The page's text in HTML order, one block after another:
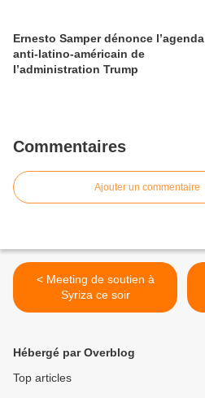
Ernesto Samper dénonce l’agenda
anti-latino-américain de
l’administration Trump
Commentaires
Ajouter un commentaire
< Meeting de soutien à
Syriza ce soir
Hébergé par Overblog
Top articles